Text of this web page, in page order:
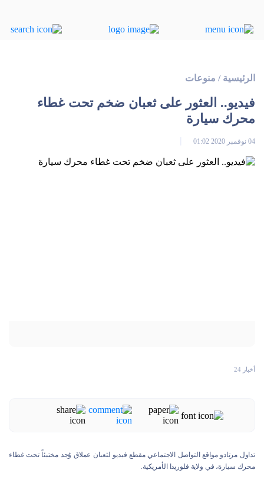
الرئيسية / منوعات
فيديو.. العثور على ثعبان ضخم تحت غطاء
محرك سيارة
04 نوفمبر 2020 01:02
أخبار 24
تداول مرتادو مواقع التواصل الاجتماعي مقطع فيديو لثعبان عملاق وُجد مختبئاً تحت غطاء
محرك سيارة، في ولاية فلوريدا الأمريكية.